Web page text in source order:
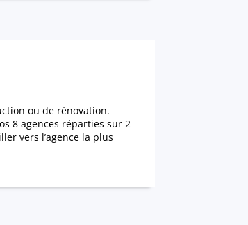
ou de rénovation.
8 agences réparties sur 2
vers l’agence la plus